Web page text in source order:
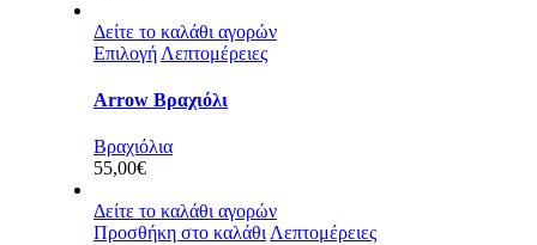
Δείτε το καλάθι αγορών
Επιλογή Λεπτομέρειες
Arrow Βραχιόλι
Βραχιόλια
55,00€
Δείτε το καλάθι αγορών
Προσθήκη στο καλάθι Λεπτομέρειες